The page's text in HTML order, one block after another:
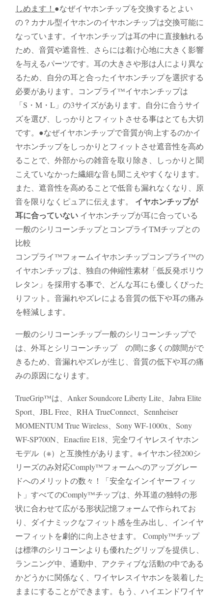
しめます！ ●なぜイヤホンチップを交換するとよい
の？カナル型イヤホンのイヤホンチップは交換可能に
なっています。イヤホンチップは耳の中に直接触れる
ため、音質や遮音性、さらには着け心地に大きく影響
を与えるパーツです。耳の大きさや形は人により異な
るため、自分の耳と合ったイヤホンチップを選択する
必要があります。コンプライ™イヤホンチップは
「S・M・L」の3サイズがあります。自分に合うサイ
ズを選び、しっかりとフィットさせる事はとても大切
です。●なぜイヤホンチップで音質が向上するのかイ
ヤホンチップをしっかりとフィットさせ遮音性を高め
ることで、外部からの雑音を取り除き、しっかりと聞
こえていなかった繊細な音も聞こえやすくなります。
また、遮音性を高めることで低音も漏れなくなり、原
音を限りなくピュアに伝えます。 イヤホンチップが
耳に合っていない イヤホンチップが耳に合っている
一般のシリコーンチップとコンプライTMチップとの
比較
コンプライ™フォームイヤホンチップコンプライ™の
イヤホンチップは、独自の伸縮性素材「低反発ポリウ
レタン」を採用する事で、どんな耳にも優しくぴった
りフット。音漏れやズレによる音質の低下や耳の痛み
を軽減します。
一般のシリコーンチップ一般のシリコーンチップで
は、外耳とシリコーンチップ の間に多くの隙間がで
きるため、音漏れやズレが生じ、音質の低下や耳の痛
みの原因になります。​
TrueGrip™は、Anker Soundcore Liberty Lite、Jabra Elite
Sport、JBL Free、RHA TrueConnect、Sennheiser
MOMENTUM True Wireless、Sony WF-1000x、Sony
WF-SP700N、Enacfire E18、完全ワイヤレスイヤホン
モデル（※）と互換性があります。※イヤホン径200シ
リーズのみ対応Comply™フォームへのアップグレー
ドへのメリットの数々！「安全なインイヤーフィッ
ト」すべてのComply™チップは、外耳道の独特の形
状に合わせて広がる形状記憶フォームで作られてお
り、ダイナミックなフィット感を生み出し、インイヤ
ーフィットを劇的に向上させます。 Comply™チップ
は標準のシリコーンよりも優れたグリップを提供し、
ランニング中、通勤中、アクティブな活動の中である
かどうかに関係なく、ワイヤレスイヤホンを装着した
ままにすることができます。もう、ハイエンドワイヤ